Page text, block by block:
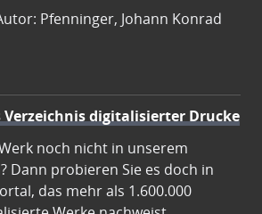
Pfenninger, Johann Konrad
Verzeichnis digitalisierter Drucke
noch nicht in unserem
Dann probieren Sie es doch in
das mehr als 1.600.000